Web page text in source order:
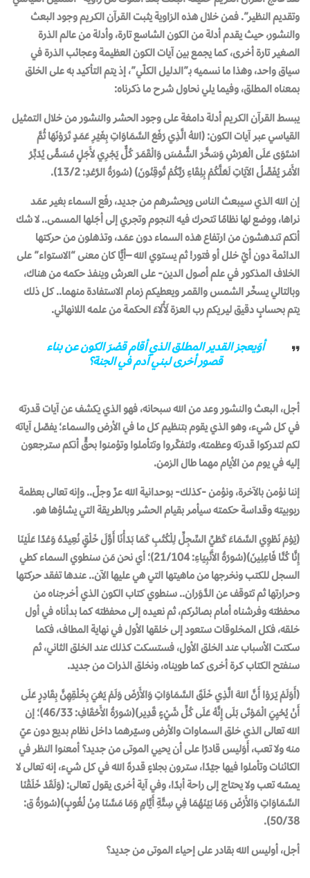
وتقديم النظير”. فمن خلال هذه الزاوية يثبت القرآن الكريم وجود البعث
والنشور، حيث يقدم أدلة من الكون الشاسع تارة، وأدلة من عالم الذرة
الصغير تارة أخرى، كما يجمع بين آيات الكون العظيمة وعجائب الذرة في
سياق واحد، وهذا ما نسميه بـ”الدليل الكلّي”، إذ يتم التأكيد به على الخلق
بمعناه المطلق، وفيما يلي نحاول شرح ما ذكرناه:
يبسط القرآن الكريم أدلة دامغة على وجود الحشر والنشور من خلال التمثيل
القياسي عبر آيات الكون: (اللهُ الَّذِي رَفَعَ السَّمَاوَاتِ بِغَيْرِ عَمَدٍ تَرَوْنَهَا ثُمَّ
اسْتَوَى عَلَى الْعَرْشِ وَسَخَّرَ الشَّمْسَ وَالْقَمَرَ كُلٌّ يَجْرِي لأَجَلٍ مُسَمًّى يُدَبِّرُ
الأَمْرَ يُفَصِّلُ الآيَاتِ لَعَلَّكُمْ بِلِقَاءِ رَبِّكُمْ تُوقِنُونَ) (سُورَةُ الرَّعْدِ: 13/2).
إن الله الذي سيبعث الناس ويحشرهم من جديد، رفَع السماء بغير عمَد
نراها، ووضع لها نظامًا تتحرك فيه النجوم وتجري إلى أجَلها المسمى.. لا شك
أنكم تندهشون من ارتفاع هذه السماء دون عمَد، وتذهلون من حركتها
الدائمة دون أيّ خلل أو فتور! ثم يستوي الله –أيًّا كان معنى “الاستواء” على
الخلاف المذكور في علم أصول الدين- على العرش وينفذ حكمه من هناك،
وبالتالي يسخّر الشمس والقمر ويعطيكم زمام الاستفادة منهما.. كل ذلك
يتم بحسابٍ دقيق ليريكم رب العزة لَأْلَاءَ الحكمة من علمه اللانهائي.
أوَيعجز القدير المطلق الذي أقام قصْرَ الكون عن بناء
قصور أخرى لبني آدم في الجنة؟
أجل، البعث والنشور وعد من الله سبحانه، فهو الذي يكشف عن آيات قدرته
في كل شيء، وهو الذي يقوم بتنظيم كل ما في الأرض والسماء؛ يفصّل آياته
لكم لتدركوا قدرته وعظمته، ولتفكّروا وتتأملوا وتؤمنوا بحقٍّ أنكم سترجعون
إليه في يوم من الأيام مهما طال الزمن.
إننا نؤمن بالآخرة، ونؤمن -كذلك- بوحدانية الله عزّ وجلّ.. وإنه تعالى بعظمة
ربوبيته وقداسة حكمته سيأمر بقيام الحشر وبالطريقة التي يشاؤها هو.
(يَوْمَ نَطْوِي السَّمَاءَ كَطَيِّ السِّجِلِّ لِلْكُتُبِ كَمَا بَدَأْنَا أَوَّلَ خَلْقٍ نُعِيدُهُ وَعْدًا عَلَيْنَا
إِنَّا كُنَّا فَاعِلِينَ)(سُورَةُ الأَنْبِيَاءِ: 21/104)؛ أي نحن مَن سنطوي السماء كطي
السجل للكتب ونخرجها من ماهيتها التي هي عليها الآن.. عندها تفقد حركتها
وحرارتها ثم تتوقف عن الدَّوَران.. سنطوي كتاب الكون الذي أخرجناه من
محفظته وفرشناه أمام بصائركم، ثم نعيده إلى محفظته كما بدأناه في أول
خلقه، فكل المخلوقات ستعود إلى خلقها الأول في نهاية المطاف، فكما
سكتت الأسباب عند الخلق الأول، فستسكت كذلك عند الخلق الثاني، ثم
سنفتح الكتاب كرة أخرى كما طويناه، ونخلق الذرات من جديد.
(أَوَلَمْ يَرَوْا أَنَّ اللهَ الَّذِي خَلَقَ السَّمَاوَاتِ وَالأَرْضَ وَلَمْ يَعْيَ بِخَلْقِهِنَّ بِقَادِرٍ عَلَى
أَنْ يُحْيِيَ الْمَوْتَى بَلَى إِنَّهُ عَلَى كُلِّ شَيْءٍ قَدِير)(سُورَةُ الأَحْقَافِ: 46/33)؛ إن
الله تعالى الذي خلق السماوات والأرض وسيّرهما داخل نظام بديع دون عيّ
منه ولا تعب، أَوَليس قادرًا على أن يحيي الموتى من جديد؟ أمعنوا النظر في
الكائنات وتأملوا فيها جيّدًا، سترون بجلاءٍ قدرةَ الله في كل شيء، إنه تعالى لا
يمسّه تعب ولا يحتاج إلى راحة أبدًا، وفي آية أخرى يقول تعالى: (وَلَقَدْ خَلَقْنَا
السَّمَاوَاتِ وَالأَرْضَ وَمَا بَيْنَهُمَا فِي سِتَّةِ أَيَّامٍ وَمَا مَسَّنَا مِنْ لُغُوبٍ)(سُورَةُ ق:
50/38).
أجل، أوليس الله بقادر على إحياء الموتى من جديد؟